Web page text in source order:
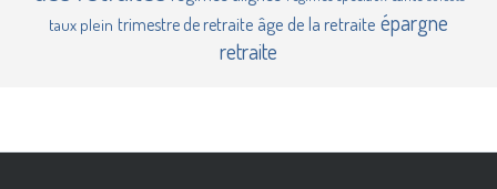
taux plein trimestre de retraite âge de la retraite épargne
retraite